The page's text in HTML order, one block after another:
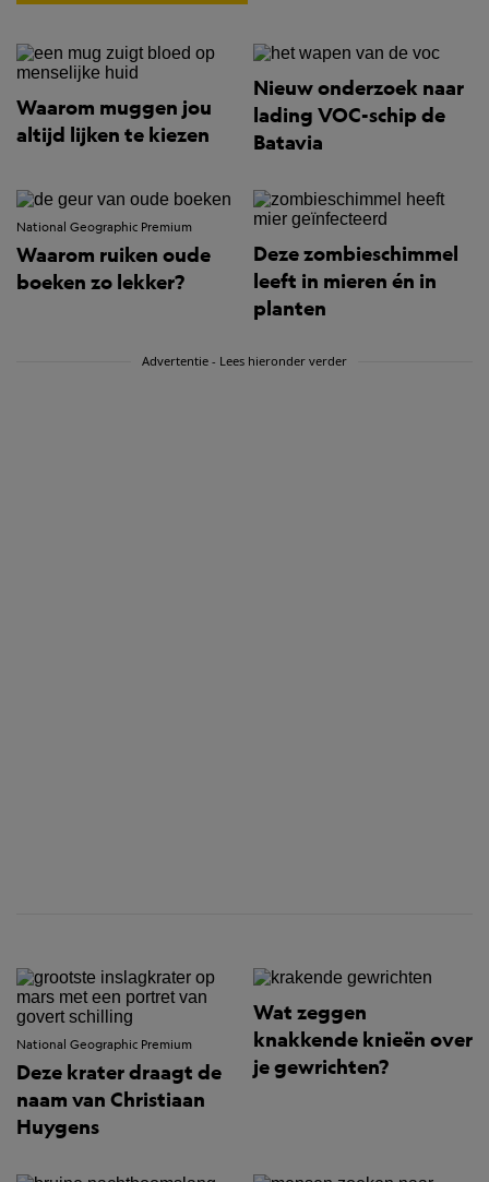
Waarom muggen jou
altijd lijken te kiezen
Nieuw onderzoek naar
lading VOC-schip de
Batavia
National Geographic Premium
Waarom ruiken oude
boeken zo lekker?
Deze zombieschimmel
leeft in mieren én in
planten
Advertentie - Lees hieronder verder
National Geographic Premium
Deze krater draagt de
naam van Christiaan
Huygens
Wat zeggen
knakkende knieën over
je gewrichten?